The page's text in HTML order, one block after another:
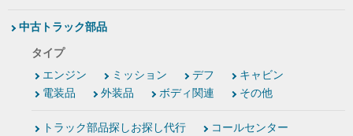
中古トラック部品
タイプ
エンジン
ミッション デフ
キャビン
電装品
外装品 ボディ関連 その他
トラック部品探しお探し代行 コールセンター